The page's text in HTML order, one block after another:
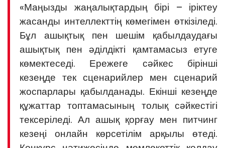
«Маңызды жаңалықтардың бірі – іріктеу
жасанды интеллекттің көмегімен өткізіледі.
Бұл ашықтық пен шешім қабылдаудағы
ашықтық пен әділдікті қамтамасыз етуге
көмектеседі. Ережеге сәйкес бірінші
кезеңде тек сценарийлер мен сценарий
жоспарлары қабылданады. Екінші кезеңде
құжаттар топтамасының толық сәйкестігі
тексеріледі. Ал ашық қорғау мен питчинг
кезеңі онлайн көрсетілім арқылы өтеді.